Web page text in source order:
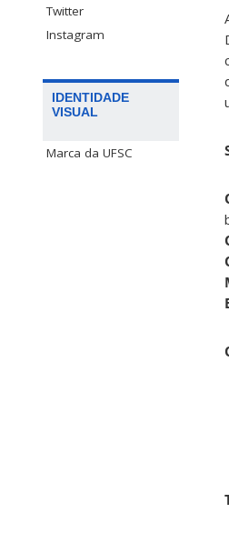
Twitter
Instagram
IDENTIDADE
VISUAL
Marca da UFSC